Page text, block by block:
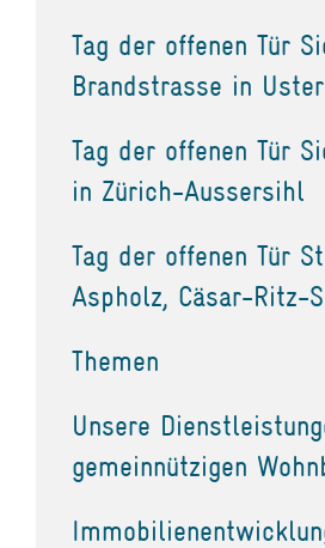
Tag der offenen Tür
Brandstrasse in Uster
Tag der offenen Tür
in Zürich-Aussersihl
Tag der offenen Tür
Aspholz, Cäsar-Ritz-
Themen
Unsere
gemeinnützigen